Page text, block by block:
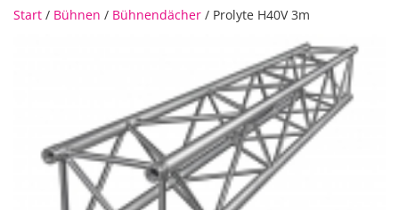
Start / Bühnen / Bühnendächer / Prolyte H40V 3m